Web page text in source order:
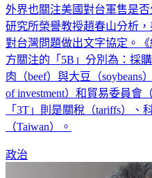
外界也關注美國對台軍售是
研究所榮譽教授趙春山分析
對台灣問題做出文字協定。
方關注的「5B」分別為：採
肉（beef）與大豆（soybeans
of investment）和貿易委員會
「3T」則是關稅（tariffs）、
（Taiwan）。
政治